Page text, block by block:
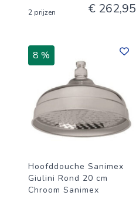
2 prijzen € 262,95
8 %
Hoofddouche Sanimex
Giulini Rond 20 cm
Chroom Sanimex